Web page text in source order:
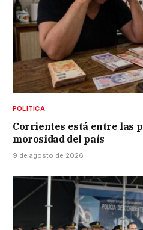
POLÍTICA
Corrientes está entre las
morosidad del país
9 de agosto de 2026